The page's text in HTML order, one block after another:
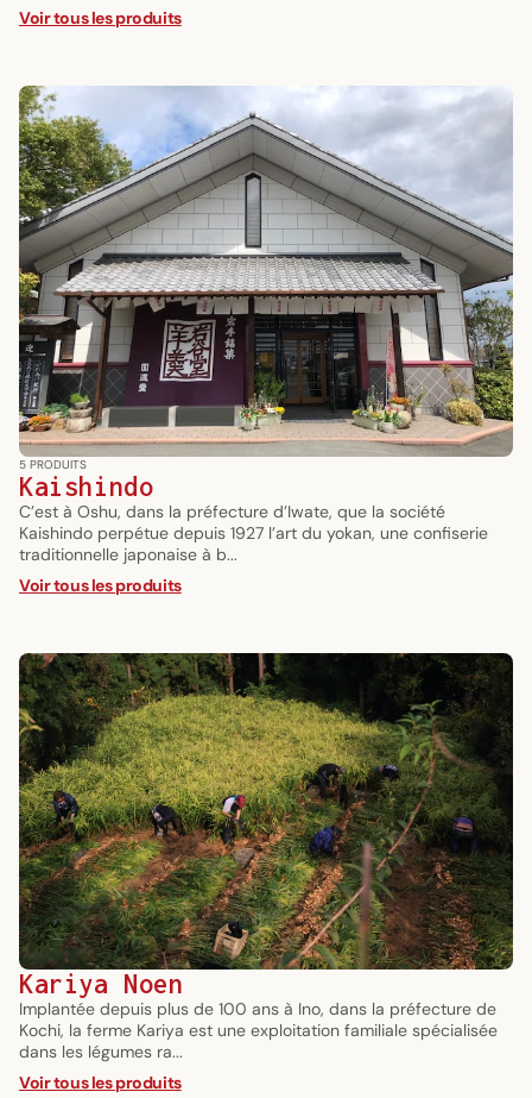
Voir tous les produits
5 PRODUITS
Kaishindo
C’est à Oshu, dans la préfecture d’Iwate, que la société
Kaishindo perpétue depuis 1927 l’art du yokan, une confiserie
traditionnelle japonaise à b...
Voir tous les produits
Kariya Noen
Implantée depuis plus de 100 ans à Ino, dans la préfecture de
Kochi, la ferme Kariya est une exploitation familiale spécialisée
dans les légumes ra...
Voir tous les produits